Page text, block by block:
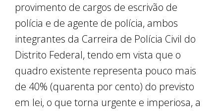
provimento de cargos de escrivão de
polícia e de agente de polícia, ambos
integrantes da Carreira de Polícia Civil do
Distrito Federal, tendo em vista que o
quadro existente representa pouco mais
de 40% (quarenta por cento) do previsto
em lei, o que torna urgente e imperiosa, a